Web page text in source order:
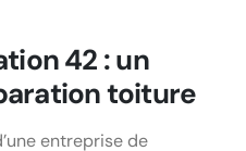
42 : un
toiture
entreprise de